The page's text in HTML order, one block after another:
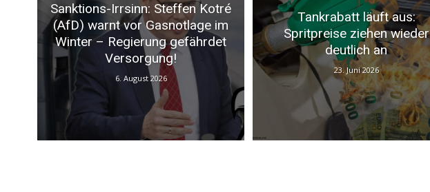
Sanktions-Irrsinn: Steffen Kotré
(AfD) warnt vor Gasnotlage im
Winter – Regierung gefährdet
Versorgung!
6. August 2026
Tankrabatt läuft aus:
Spritpreise ziehen wieder
deutlich an
23. Juni 2026